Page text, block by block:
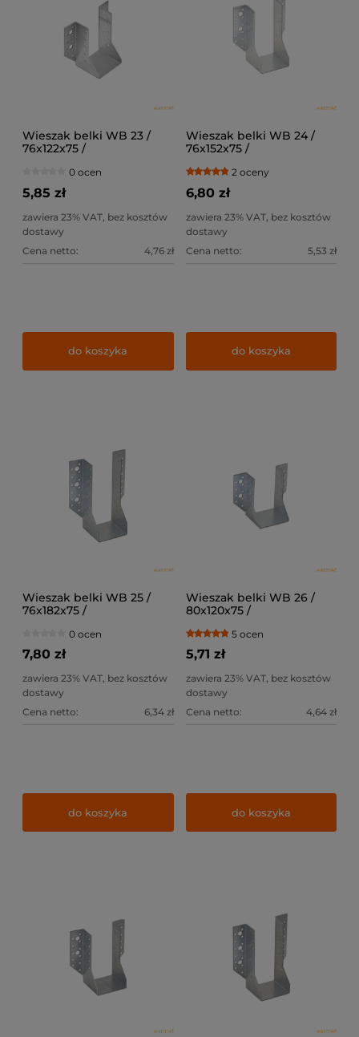
Wieszak belki WB 23 /
76x122x75 /
0 ocen
5,85 zł
zawiera 23% VAT, bez kosztów
dostawy
Cena netto:
4,76 zł
do koszyka
Wieszak belki WB 24 /
76x152x75 /
2 oceny
6,80 zł
zawiera 23% VAT, bez kosztów
dostawy
Cena netto:
5,53 zł
do koszyka
Wieszak belki WB 25 /
76x182x75 /
0 ocen
7,80 zł
zawiera 23% VAT, bez kosztów
dostawy
Cena netto:
6,34 zł
do koszyka
Wieszak belki WB 26 /
80x120x75 /
5 ocen
5,71 zł
zawiera 23% VAT, bez kosztów
dostawy
Cena netto:
4,64 zł
do koszyka